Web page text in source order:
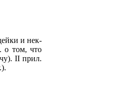
и нек-
о том, что
II прил.